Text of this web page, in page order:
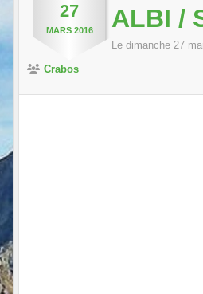
27
MARS 2016 ALBI /
Le dimanche 27
Crabos